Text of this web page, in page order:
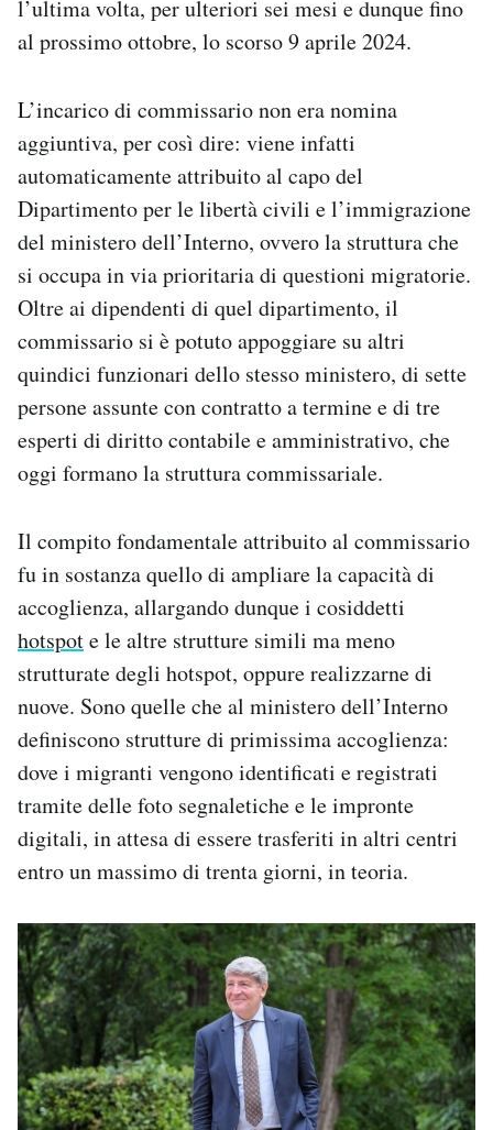
l’ultima volta, per ulteriori sei mesi e dunque fino
al prossimo ottobre, lo scorso 9 aprile 2024.
L’incarico di commissario non era nomina
aggiuntiva, per così dire: viene infatti
automaticamente attribuito al capo del
Dipartimento per le libertà civili e l’immigrazione
del ministero dell’Interno, ovvero la struttura che
si occupa in via prioritaria di questioni migratorie.
Oltre ai dipendenti di quel dipartimento, il
commissario si è potuto appoggiare su altri
quindici funzionari dello stesso ministero, di sette
persone assunte con contratto a termine e di tre
esperti di diritto contabile e amministrativo, che
oggi formano la struttura commissariale.
Il compito fondamentale attribuito al commissario
fu in sostanza quello di ampliare la capacità di
accoglienza, allargando dunque i cosiddetti
hotspote le altre strutture simili ma meno
strutturate degli hotspot, oppure realizzarne di
nuove. Sono quelle che al ministero dell’Interno
definiscono strutture di primissima accoglienza:
dove i migranti vengono identificati e registrati
tramite delle foto segnaletiche e le impronte
digitali, in attesa di essere trasferiti in altri centri
entro un massimo di trenta giorni, in teoria.